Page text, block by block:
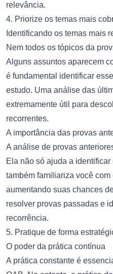
relevância.
4. Priorize os temas mais
Identificando os temas mais
Nem todos os tópicos da
Alguns assuntos aparecem
é fundamental identificar
estudo. Uma análise das
extremamente útil para
recorrentes.
A importância das provas
A análise de provas
Ela não só ajuda a
também familiariza você
aumentando suas chances
resolver provas passadas e
recorrência.
5. Pratique de forma
O poder da prática contínua
A prática constante é